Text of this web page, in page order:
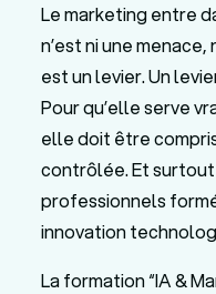
Le marketing entre
n’est ni une
est un levier. Un
Pour qu’elle serve
elle doit être
contrôlée. Et
professionnels
innovation
La formation “IA &